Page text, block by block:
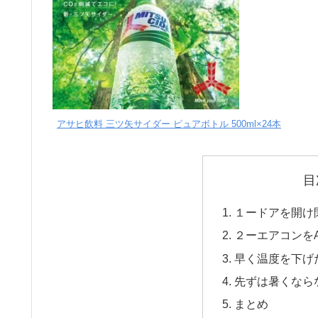
アサヒ飲料 三ツ矢サイダー ピュアボトル 500ml×24本
１ードアを開け
２ーエアコン
早く温度を下げ
先ずは暑くなら
まとめ